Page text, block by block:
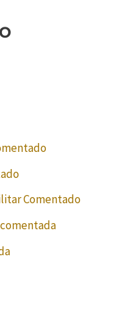
Comentado